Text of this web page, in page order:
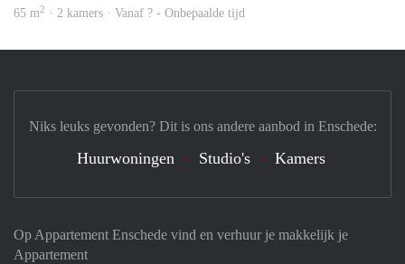
65 m2 · 2 kamers · Vanaf ? - Onbepaalde tijd
Op Appartement Enschede vind en verhuur je makkelijk je
Appartement
Niks leuks gevonden? Dit is ons andere aanbod in Enschede:
Huurwoningen Studio's Kamers